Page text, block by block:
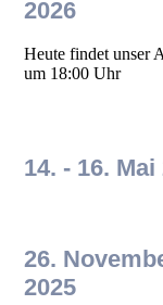
2026
Heute findet unser
um 18:00 Uhr
14. - 16. Mai
26.
2025